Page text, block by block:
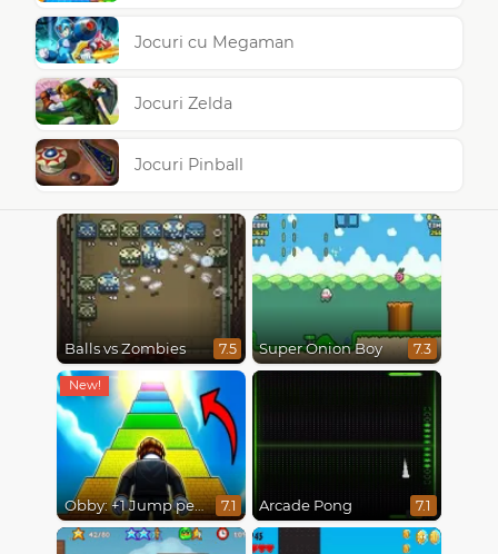
Jocuri cu Megaman
Jocuri Zelda
Jocuri Pinball
Balls vs Zombies 7.5 Super Onion Boy 7.3
Obby: +1 Jump per Click 7.1 Arcade Pong 7.1